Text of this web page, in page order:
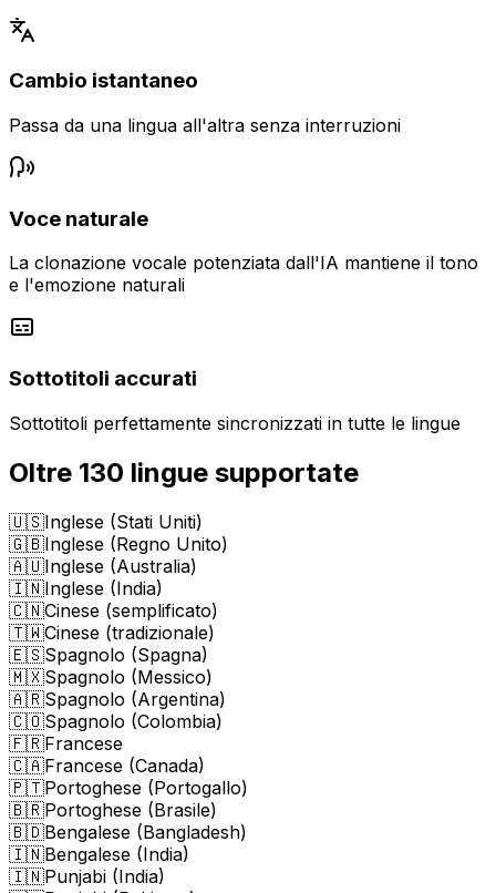
Cambio istantaneo
Passa da una lingua all'altra senza interruzioni
Voce naturale
La clonazione vocale potenziata dall'IA mantiene il tono
e l'emozione naturali
Sottotitoli accurati
Sottotitoli perfettamente sincronizzati in tutte le lingue
Oltre 130 lingue supportate
🇺🇸Inglese (Stati Uniti)
🇬🇧Inglese (Regno Unito)
🇦🇺Inglese (Australia)
🇮🇳Inglese (India)
🇨🇳Cinese (semplificato)
🇹🇼Cinese (tradizionale)
🇪🇸Spagnolo (Spagna)
🇲🇽Spagnolo (Messico)
🇦🇷Spagnolo (Argentina)
🇨🇴Spagnolo (Colombia)
🇫🇷Francese
🇨🇦Francese (Canada)
🇵🇹Portoghese (Portogallo)
🇧🇷Portoghese (Brasile)
🇧🇩Bengalese (Bangladesh)
🇮🇳Bengalese (India)
🇮🇳Punjabi (India)